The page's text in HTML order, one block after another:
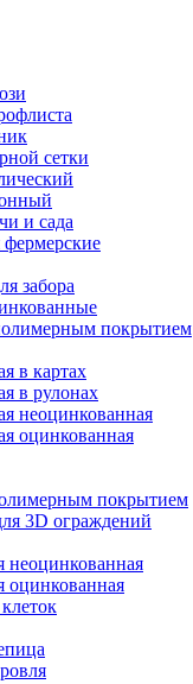
сетки
и сада
забора
покрытием
в картах
в рулонах
неоцинкованная
оцинкованная
покрытием
3D ограждений
неоцинкованная
оцинкованная